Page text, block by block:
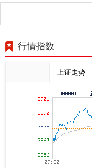
行情指数
上证走势